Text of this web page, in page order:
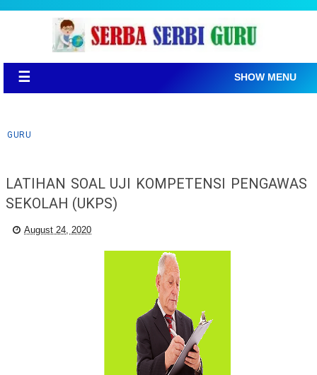
☰ SHOW MENU
GURU
LATIHAN SOAL UJI KOMPETENSI PENGAWAS
SEKOLAH (UKPS)
August 24, 2020